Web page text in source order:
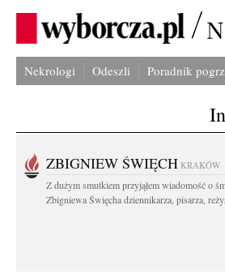
Nekrologi Odeszli Poradnik
ZBIGNIEW ŚWIĘCH KRAKÓW
Z dużym smutkiem przyjąłem wiadomość o
Zbigniewa Święcha dziennikarza, pisarza,